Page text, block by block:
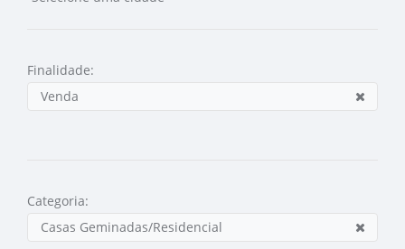
Finalidade:
Venda
Categoria:
Casas Geminadas/Residencial